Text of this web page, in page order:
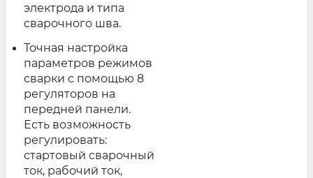
электрода и типа
сварочного шва.
Точная настройка
параметров режимов
сварки с помощью 8
регуляторов на
передней панели.
Есть возможность
регулировать:
стартовый сварочный
ток, рабочий ток,